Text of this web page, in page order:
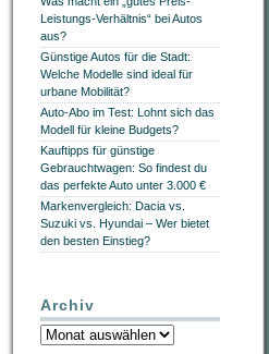
Leistungs-Verhältnis“ bei Autos
aus?
Günstige Autos für die Stadt:
Welche Modelle sind ideal für
urbane Mobilität?
Auto-Abo im Test: Lohnt sich das
Modell für kleine Budgets?
Kauftipps für günstige
Gebrauchtwagen: So findest du
das perfekte Auto unter 3.000 €
Markenvergleich: Dacia vs.
Suzuki vs. Hyundai – Wer bietet
den besten Einstieg?
Archiv
Archiv